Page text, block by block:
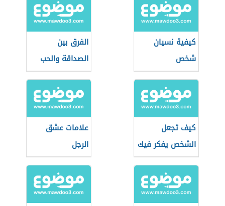
كيفية نسيان
شخص
الفرق بين
الصداقة والحب
كيف تجعل
الشخص يفكر فيك
علامات عشق
الرجل